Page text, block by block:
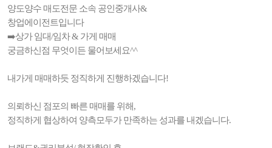
양도양수 매도전문 소속 공인중개사&
창업에이전트입니다
➡️상가 임대/임차 & 가게 매매
궁금하신점 무엇이든 물어보세요^^
내가게 매매하듯 정직하게 진행하겠습니다!
의뢰하신 점포의 빠른 매매를 위해,
정직하게 협상하여 양측모두가 만족하는 성과를 내겠습니다.